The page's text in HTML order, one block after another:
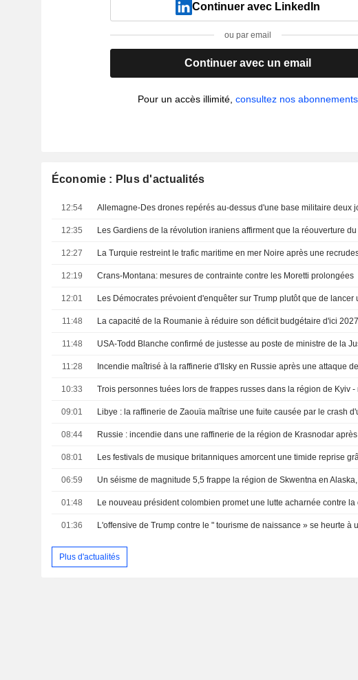
Continuer avec LinkedIn
ou par email
Continuer avec un email
Pour un accès illimité,consultez nos abonnements
Économie : Plus d'actualités
12:54
12:35
12:27
12:19 Crans-Montana: mesures de contrainte contre les Moretti prolongées
12:01
11:48
11:48 USA-Todd Blanche confirmé de justesse au poste de ministre de la
11:28
10:33
09:01 Libye : la raffinerie de Zaouïa maîtrise une fuite causée par le crash
08:44
08:01
06:59
01:48
01:36
Plus d'actualités